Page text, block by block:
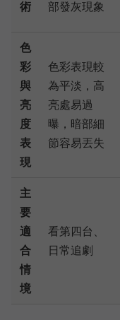
術 部發灰現象
色
彩
與
亮
度
表
現
色彩表現較
為平淡，高
亮處易過
曝，暗部細
節容易丟失
主
要
適
合
情
境
看第四台、
日常追劇